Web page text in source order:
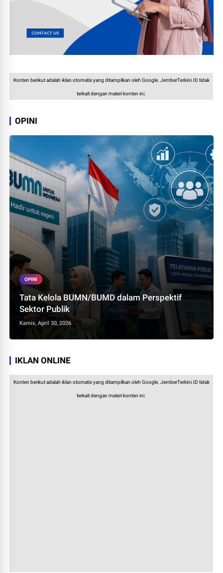
Konten berikut adalah iklan otomatis yang ditampilkan oleh Google. JemberTerkini.ID tidak
terkait dengan materi konten ini.
OPINI
OPINI
Tata Kelola BUMN/BUMD dalam Perspektif
Sektor Publik
Kamis, April 30, 2026
IKLAN ONLINE
Konten berikut adalah iklan otomatis yang ditampilkan oleh Google. JemberTerkini.ID tidak
terkait dengan materi konten ini.